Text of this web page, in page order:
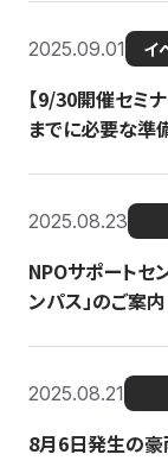
2025.09.01 イ
【9/30開催セミ
までに必要な準
2025.08.23
NPOサポートセ
ンパス」のご案内
2025.08.21
8月6日発生の